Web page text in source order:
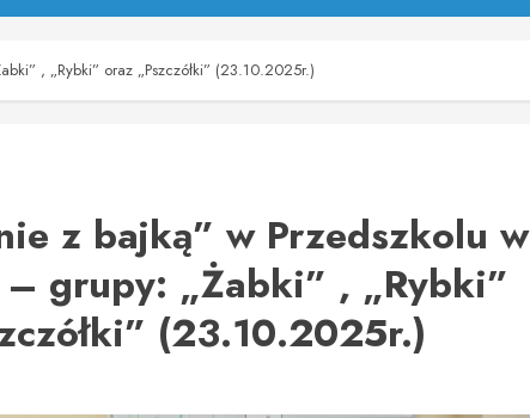
, „Rybki” oraz „Pszczółki” (23.10.2025r.)
z bajką” w Przedszkolu w
– grupy: „Żabki” , „Rybki”
(23.10.2025r.)